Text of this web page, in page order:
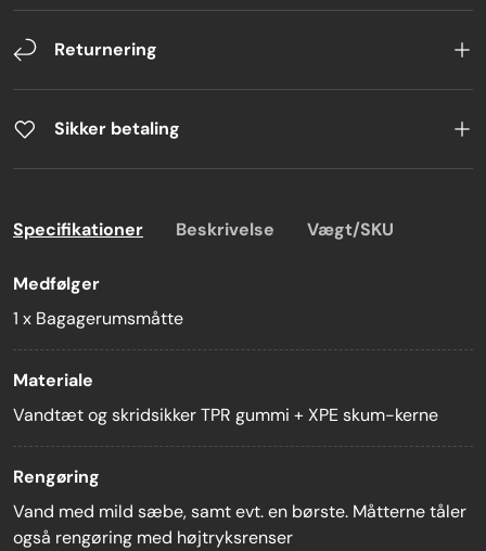
Returnering
Sikker betaling
Specifikationer Beskrivelse Vægt/SKU
Medfølger
1 x Bagagerumsmåtte
Materiale
Vandtæt og skridsikker TPR gummi + XPE skum-kerne
Rengøring
Vand med mild sæbe, samt evt. en børste. Måtterne tåler
også rengøring med højtryksrenser